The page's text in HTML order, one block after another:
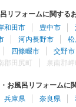
リフォームに関する
和田市 豊中市
河内長野市
四條畷市 交野市
郡田尻町 泉南郡岬
お風呂リフォームに
兵庫県 奈良県